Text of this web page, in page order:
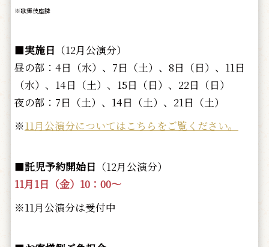
※歌舞伎座隣
■実施日 （12月公演分）
昼の部：4日（水）、7日（土）、8日（日）、11日
（水）、14日（土）、15日（日）、22日（日）
夜の部：7日（土）、14日（土）、21日（土）
※11月公演分についてはこちらをご覧ください。
■託児予約開始日 （12月公演分）
11月1日（金）10：00～
※11月公演分は受付中